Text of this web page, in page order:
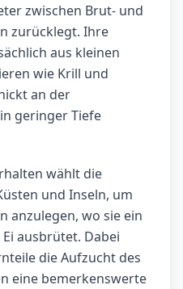
zwischen Brut- und
zurücklegt. Ihre
aus kleinen
wie Krill und
an der
geringer Tiefe
wählt die
und Inseln, um
anzulegen, wo sie ein
ausbrütet. Dabei
die Aufzucht des
eine bemerkenswerte